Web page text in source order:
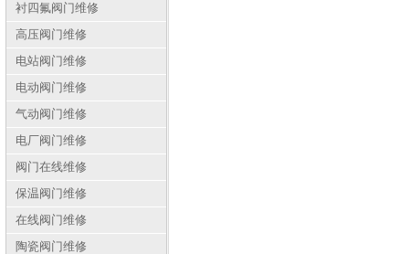
衬四氟阀门维修
高压阀门维修
电站阀门维修
电动阀门维修
气动阀门维修
电厂阀门维修
阀门在线维修
保温阀门维修
在线阀门维修
陶瓷阀门维修